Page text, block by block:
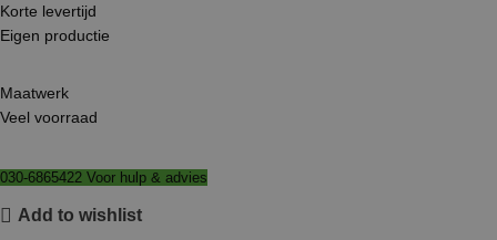
Korte levertijd
Eigen productie
Maatwerk
Veel voorraad
030-6865422 Voor hulp & advies
Add to wishlist